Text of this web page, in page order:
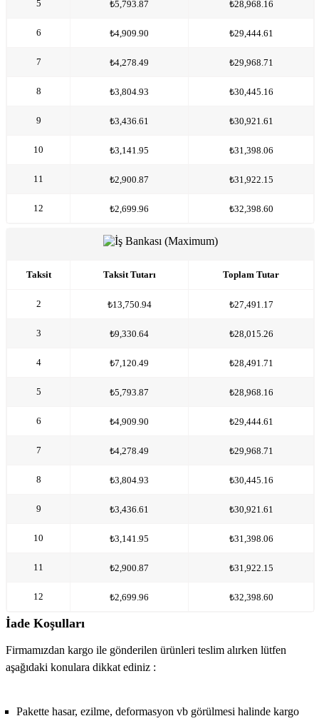
5 ₺5,793.87 ₺28,968.16
6 ₺4,909.90 ₺29,444.61
7 ₺4,278.49 ₺29,968.71
8 ₺3,804.93 ₺30,445.16
9 ₺3,436.61 ₺30,921.61
10 ₺3,141.95 ₺31,398.06
11 ₺2,900.87 ₺31,922.15
12 ₺2,699.96 ₺32,398.60
Taksit Taksit Tutarı Toplam Tutar
2 ₺13,750.94 ₺27,491.17
3 ₺9,330.64 ₺28,015.26
4 ₺7,120.49 ₺28,491.71
5 ₺5,793.87 ₺28,968.16
6 ₺4,909.90 ₺29,444.61
7 ₺4,278.49 ₺29,968.71
8 ₺3,804.93 ₺30,445.16
9 ₺3,436.61 ₺30,921.61
10 ₺3,141.95 ₺31,398.06
11 ₺2,900.87 ₺31,922.15
12 ₺2,699.96 ₺32,398.60
İade Koşulları
Firmamızdan kargo ile gönderilen ürünleri teslim alırken lütfen
aşağıdaki konulara dikkat ediniz :
Pakette hasar, ezilme, deformasyon vb görülmesi halinde kargo